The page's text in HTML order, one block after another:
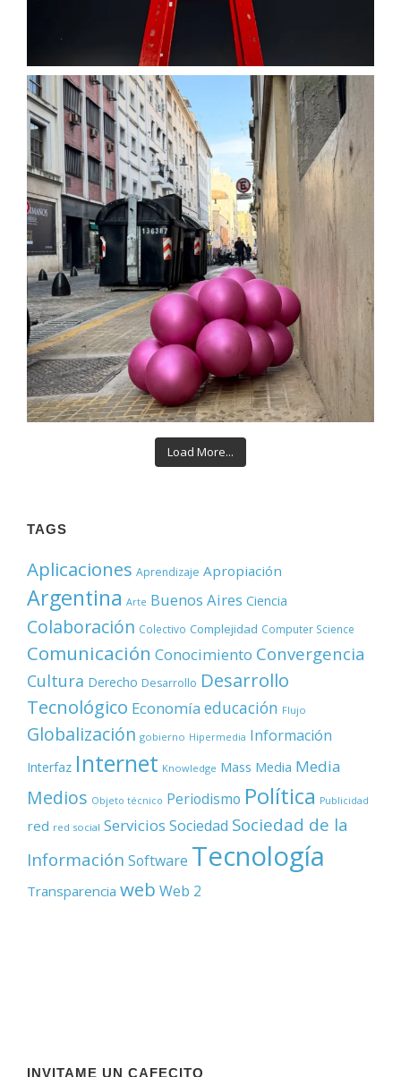
Load More...
TAGS
Aplicaciones Aprendizaje Apropiación
Argentina Arte Buenos Aires Ciencia
Colaboración Colectivo Complejidad Computer Science
Comunicación Conocimiento Convergencia
Cultura Derecho Desarrollo Desarrollo
Tecnológico Economía educación Flujo
Globalización gobierno Hipermedia Información
Interfaz Internet Knowledge Mass Media Media
Medios Objeto técnico Periodismo Política Publicidad
red red social Servicios Sociedad Sociedad de la
Información Software Tecnología
Transparencia web Web 2
INVITAME UN CAFECITO